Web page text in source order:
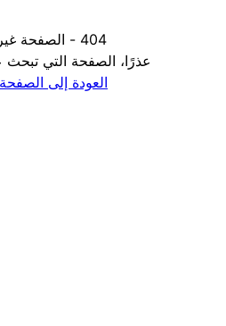
404 - الصفحة غير موجودة
عذرًا، الصفحة التي تبحث
العودة إلى